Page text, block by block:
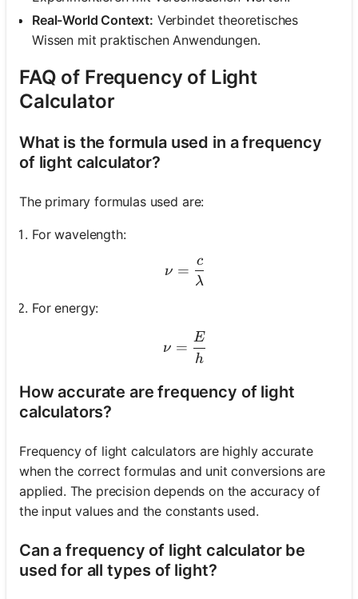
Real-World Context: Verbindet theoretisches
Wissen mit praktischen Anwendungen.
FAQ of Frequency of Light
Calculator
What is the formula used in a frequency
of light calculator?
The primary formulas used are:
For wavelength:
\nu = \frac{c}{\lambda}
ν =
λ
c
For energy:
\nu = \frac{E}{h}
ν =
h
E
How accurate are frequency of light
calculators?
Frequency of light calculators are highly accurate
when the correct formulas and unit conversions are
applied. The precision depends on the accuracy of
the input values and the constants used.
Can a frequency of light calculator be
used for all types of light?